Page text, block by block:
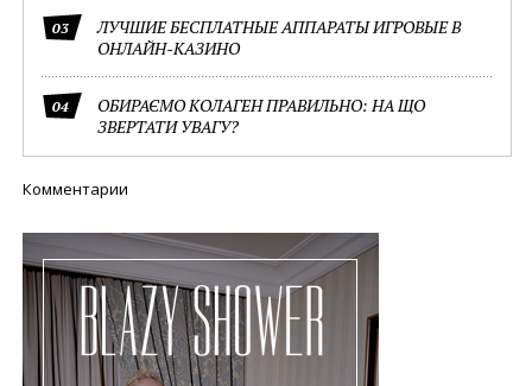
03
ЛУЧШИЕ БЕСПЛАТНЫЕ АППАРАТЫ ИГРОВЫЕ В
ОНЛАЙН-КАЗИНО
04
ОБИРАЄМО КОЛАГЕН ПРАВИЛЬНО: НА ЩО
ЗВЕРТАТИ УВАГУ?
Комментарии